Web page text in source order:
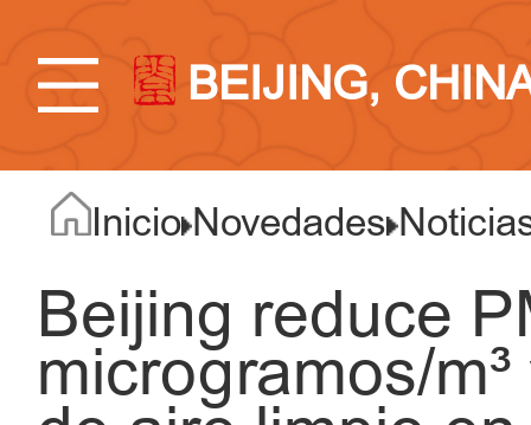
BEIJING,
Inicio Novedades
Beijing reduce
microgramos/